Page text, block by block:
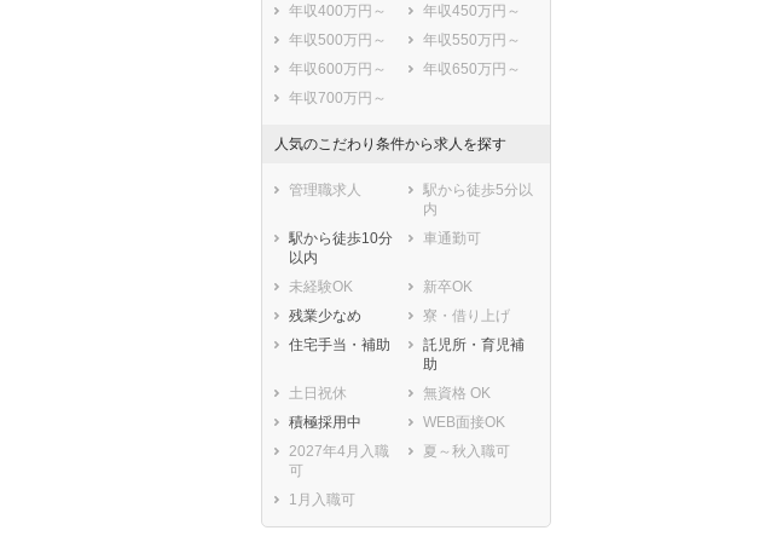
年収400万円～
年収450万円～
年収500万円～
年収550万円～
年収600万円～
年収650万円～
年収700万円～
人気のこだわり条件から求人を探す
管理職求人
駅から徒歩5分以
内
駅から徒歩10分
以内
車通勤可
未経験OK
新卒OK
残業少なめ
寮・借り上げ
住宅手当・補助
託児所・育児補
助
土日祝休
無資格 OK
積極採用中
WEB面接OK
2027年4月入職
可
夏～秋入職可
1月入職可